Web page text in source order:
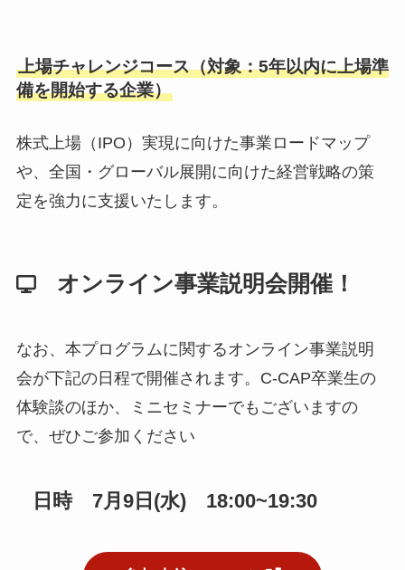
上場チャレンジコース（対象：5年以内に上場準
備を開始する企業）
株式上場（IPO）実現に向けた事業ロードマップ
や、全国・グローバル展開に向けた経営戦略の策
定を強力に支援いたします。
オンライン事業説明会開催！
なお、本プログラムに関するオンライン事業説明
会が下記の日程で開催されます。C-CAP卒業生の
体験談のほか、ミニセミナーでもございますの
で、ぜひご参加ください
日時 7月9日(水) 18:00~19:30